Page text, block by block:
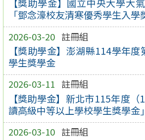
【獎助學金】國立中央大學大
「鄧念濠校友清寒優秀學生入學
2026-03-20 註冊組
【獎助學金】澎湖縣114學年
學生獎學金
2026-03-11 註冊組
【獎助學金】新北市115年度
讀高級中等以上學校學生獎學金」
2026-03-10 註冊組